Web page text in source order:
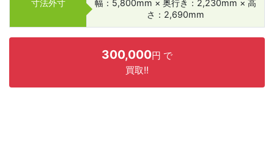
寸法外寸
幅：5,800mm × 奥行き：2,230mm × 高
さ：2,690mm
300,000円 で
買取!!